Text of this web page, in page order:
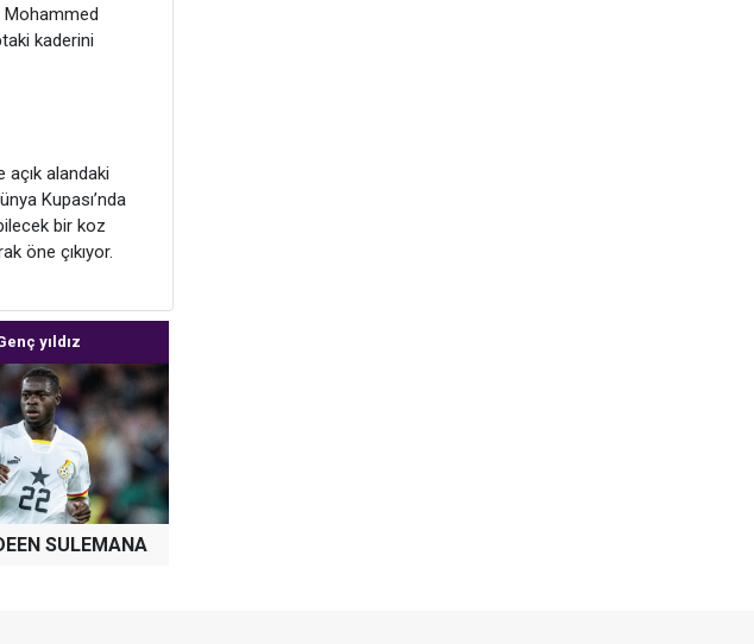
Mohammed
kaderini
açık alandaki
Kupası’nda
bir koz
öne çıkıyor.
yıldız
SULEMANA